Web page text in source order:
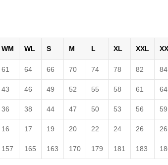
WM WL S M L XL XXL
61 64 66 70 74 78 82 84
43 46 49 52 55 58 61 64
36 38 44 47 50 53 56 59
16 17 19 20 22 24 26 26
157 165 163 170 179 181 183